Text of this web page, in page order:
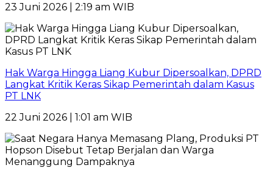
23 Juni 2026 | 2:19 am WIB
Hak Warga Hingga Liang Kubur Dipersoalkan, DPRD
Langkat Kritik Keras Sikap Pemerintah dalam Kasus
PT LNK
22 Juni 2026 | 1:01 am WIB